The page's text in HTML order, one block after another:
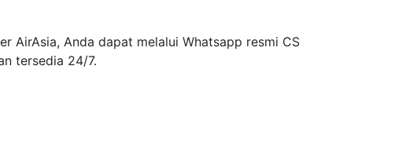
AirAsia, Anda dapat melalui Whatsapp resmi CS
tersedia 24/7.